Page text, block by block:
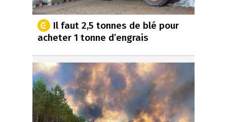
Il faut 2,5 tonnes de blé pour
acheter 1 tonne d’engrais